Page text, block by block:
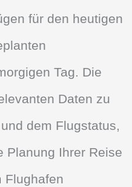
für den heutigen
Tag. Die
Daten zu
dem Flugstatus,
Planung Ihrer Reise
Flughafen